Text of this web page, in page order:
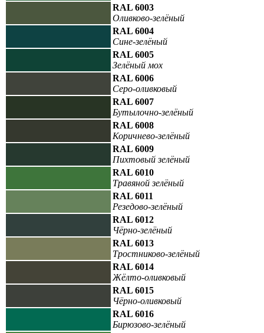
RAL 6003
Оливково-зелёный
RAL 6004
Сине-зелёный
RAL 6005
Зелёный мох
RAL 6006
Серо-оливковый
RAL 6007
Бутылочно-зелёный
RAL 6008
Коричнево-зелёный
RAL 6009
Пихтовый зелёный
RAL 6010
Травяной зелёный
RAL 6011
Резедово-зелёный
RAL 6012
Чёрно-зелёный
RAL 6013
Тростниково-зелёный
RAL 6014
Жёлто-оливковый
RAL 6015
Чёрно-оливковый
RAL 6016
Бирюзово-зелёный